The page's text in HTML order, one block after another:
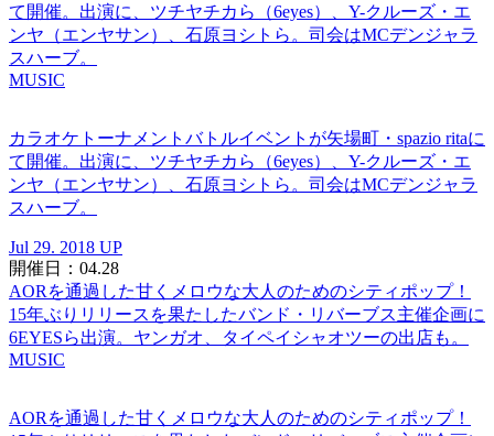
て開催。出演に、ツチヤチカら（6eyes）、Y-クルーズ・エ
ンヤ（エンヤサン）、石原ヨシトら。司会はMCデンジャラ
スハーブ。
MUSIC
カラオケトーナメントバトルイベントが矢場町・spazio ritaに
て開催。出演に、ツチヤチカら（6eyes）、Y-クルーズ・エ
ンヤ（エンヤサン）、石原ヨシトら。司会はMCデンジャラ
スハーブ。
Jul 29. 2018 UP
開催日：04.28
AORを通過した甘くメロウな大人のためのシティポップ！
15年ぶりリリースを果たしたバンド・リバーブス主催企画に
6EYESら出演。ヤンガオ、タイペイシャオツーの出店も。
MUSIC
AORを通過した甘くメロウな大人のためのシティポップ！